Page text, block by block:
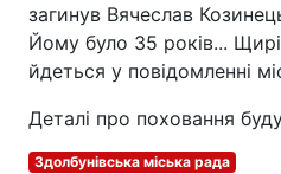
загинув Вячеслав
Йому було 35 років...
йдеться у повідомленні
Деталі про поховання
Здолбунівська міська рада